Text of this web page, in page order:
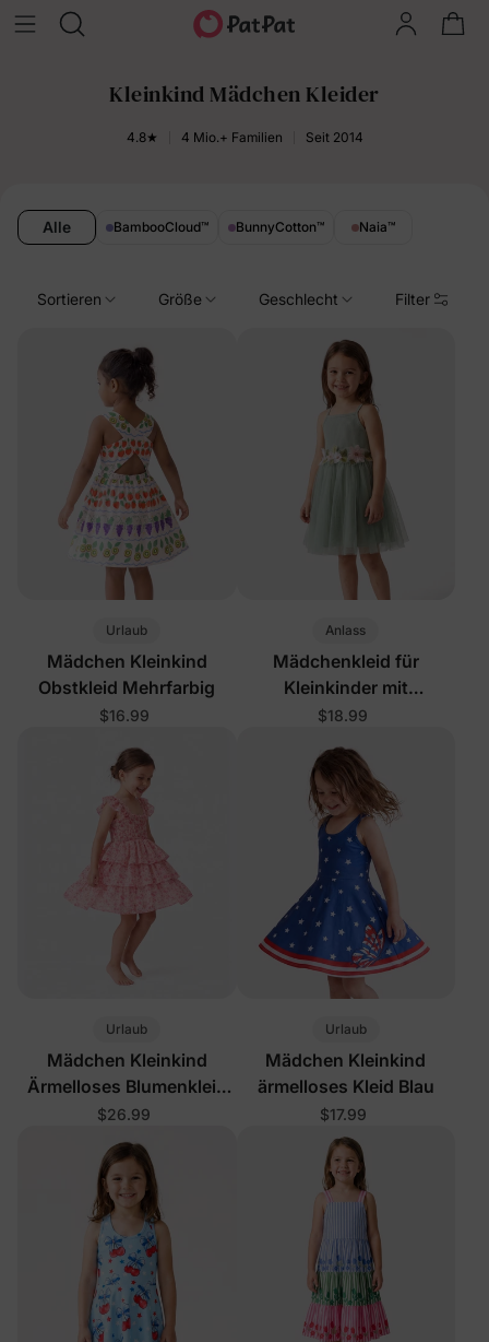
Kleinkind Mädchen Kleider
4.8★ 4 Mio.+ Familien Seit 2014
Alle BambooCloud™ BunnyCotton™ Naia™
Sortieren Größe Geschlecht Filter
Urlaub
Mädchen Kleinkind
Obstkleid Mehrfarbig
$16.99
Anlass
Mädchenkleid für
Kleinkinder mit
Blumenmuster in Grün
$18.99
Urlaub
Mädchen Kleinkind
Ärmelloses Blumenkleid
Rosa
$26.99
Urlaub
Mädchen Kleinkind
ärmelloses Kleid Blau
$17.99